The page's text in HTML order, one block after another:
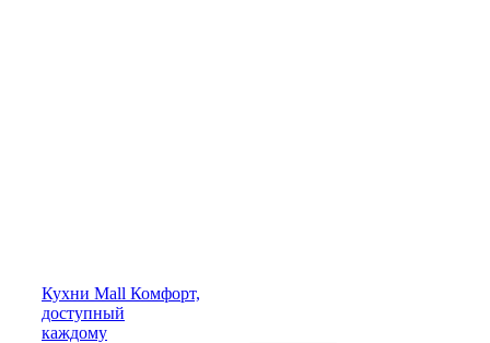
Кухни Mall Комфорт,
доступный
каждому